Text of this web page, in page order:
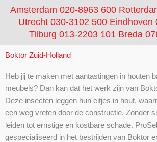
Amsterdam 020-8963 600
Utrecht 030-3102 500 Eindhoven
Tilburg 013-2203 101 Breda
Boktor Zuid-Holland
Heb jij te maken met aantastingen in houten
meubels? Dan kan dat het werk zijn van
Deze insecten leggen hun eitjes in hout,
een weg vreten door de constructie. Zonder
leiden tot ernstige en kostbare schade.
gespecialiseerd in het bestrijden van Boktor